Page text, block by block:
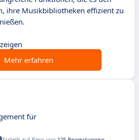
ihre Musikbibliotheken effizient zu
Mehr erfahren
für